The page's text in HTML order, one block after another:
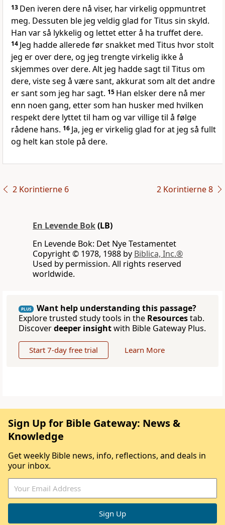
13 Den iveren dere nå viser, har virkelig oppmuntret
meg. Dessuten ble jeg veldig glad for Titus sin skyld.
Han var så lykkelig og lettet etter å ha truffet dere.
14 Jeg hadde allerede før snakket med Titus hvor stolt
jeg er over dere, og jeg trengte virkelig ikke å
skjemmes over dere. Alt jeg hadde sagt til Titus om
dere, viste seg å være sant, akkurat som alt det andre
er sant som jeg har sagt. 15 Han elsker dere nå mer
enn noen gang, etter som han husker med hvilken
respekt dere lyttet til ham og var villige til å følge
rådene hans. 16 Ja, jeg er virkelig glad for at jeg så fullt
og helt kan stole på dere.
2 Korintierne 6 2 Korintierne 8
En Levende Bok(LB)
En Levende Bok: Det Nye Testamentet
Copyright © 1978, 1988 by Biblica, Inc.®
Used by permission. All rights reserved
worldwide.
PLUS
Want help understanding this passage?
Explore trusted study tools in the Resourcestab.
Discoverdeeper insightwith Bible Gateway Plus.
Start 7-day free trial Learn More
Sign Up for Bible Gateway: News &
Knowledge
Get weekly Bible news, info, reflections, and deals in
your inbox.